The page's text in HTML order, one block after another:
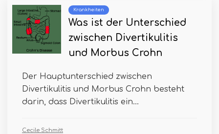
Krankheiten
Was ist der Unterschied
zwischen Divertikulitis
und Morbus Crohn
Der Hauptunterschied zwischen
Divertikulitis und Morbus Crohn besteht
darin, dass Divertikulitis ein...
Cecile Schmitt